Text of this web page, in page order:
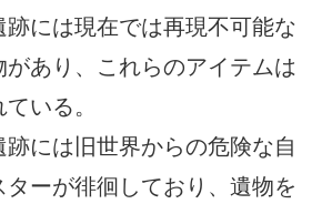
跡には現在では再現不可能な
があり、これらのアイテムは
いる。
跡には旧世界からの危険な自
ーが徘徊しており、遺物を